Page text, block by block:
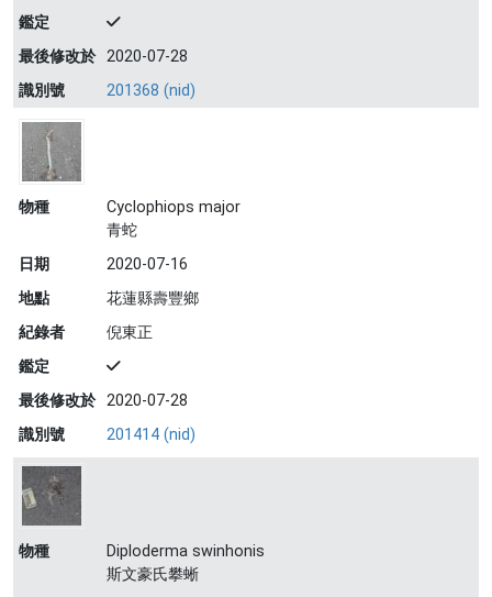
鑑定
最後修改於 2020-07-28
識別號
201368 (nid)
物種
Cyclophiops major
青蛇
日期
2020-07-16
地點
花蓮縣壽豐鄉
紀錄者
倪東正
鑑定
最後修改於 2020-07-28
識別號
201414 (nid)
物種
Diploderma swinhonis
斯文豪氏攀蜥